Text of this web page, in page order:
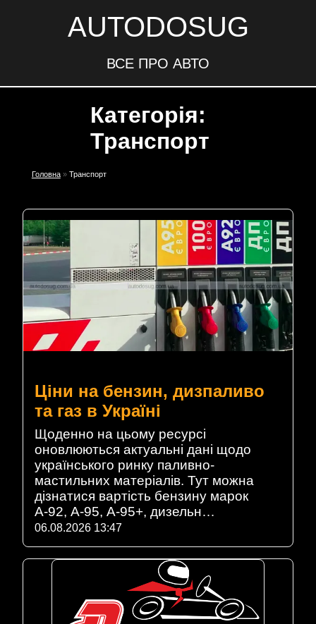
AUTODOSUG
ВСЕ ПРО АВТО
Категорія:
Транспорт
Головна» Транспорт
Ціни на бензин, дизпаливо
та газ в Україні
Щоденно на цьому ресурсі
оновлюються актуальні дані щодо
українського ринку паливно-
мастильних матеріалів. Тут можна
дізнатися вартість бензину марок
А-92, А-95, А-95+, дизельн…
06.08.2026 13:47